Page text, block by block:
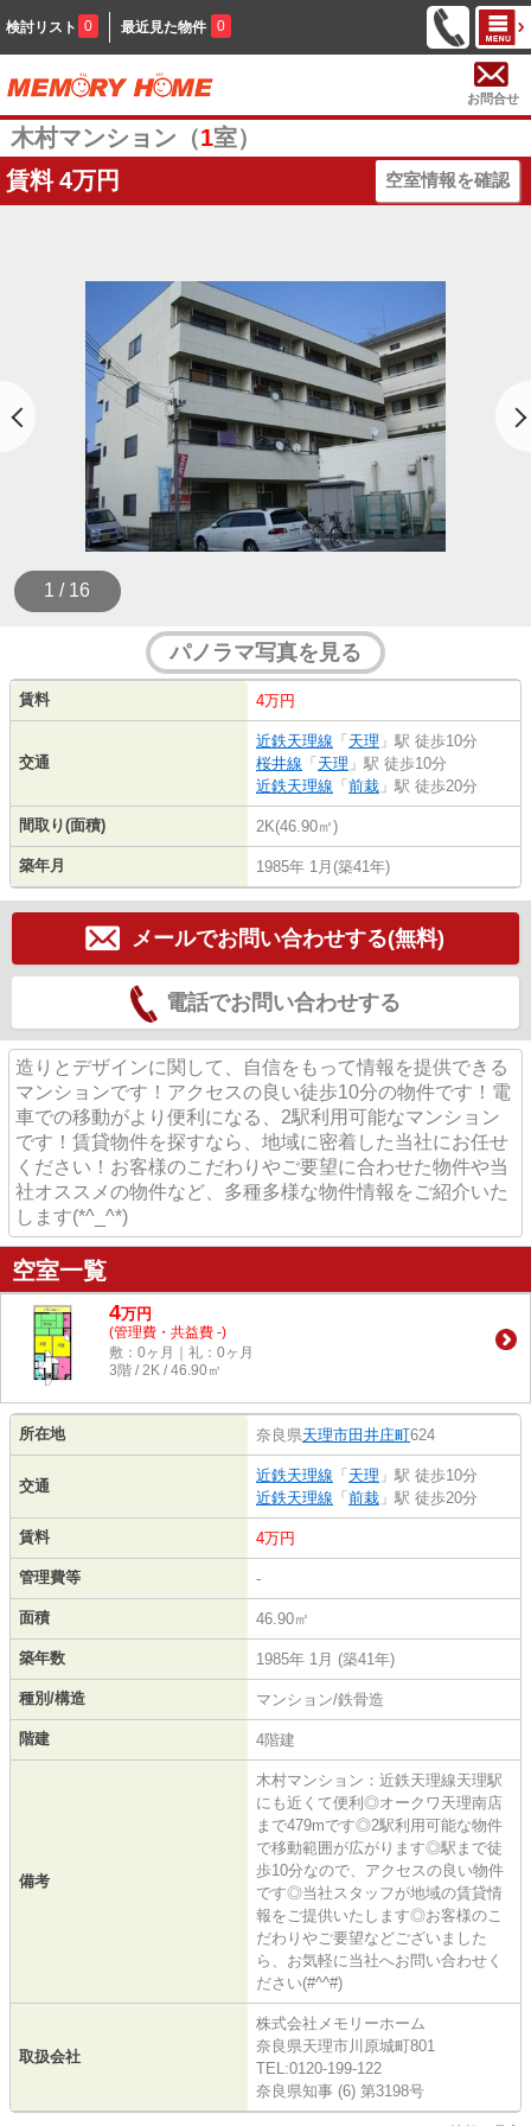
検討リスト 0 最近見た物件 0
お問合せ
木村マンション（1室）
賃料 4万円 空室情報を確認
1 / 16
パノラマ写真を見る
賃料 4万円
交通
近鉄天理線 「 天理 」駅 徒歩10分
桜井線 「 天理 」駅 徒歩10分
近鉄天理線 「 前栽 」駅 徒歩20分
間取り(面積) 2K(46.90㎡)
築年月 1985年 1月(築41年)
メールでお問い合わせする(無料)
電話でお問い合わせする
造りとデザインに関して、自信をもって情報を提供できる
マンションです！アクセスの良い徒歩10分の物件です！電
車での移動がより便利になる、2駅利用可能なマンション
です！賃貸物件を探すなら、地域に密着した当社にお任せ
ください！お客様のこだわりやご要望に合わせた物件や当
社オススメの物件など、多種多様な物件情報をご紹介いた
します(*^_^*)
空室一覧
4万円
(管理費・共益費 -)
敷：0ヶ月｜礼：0ヶ月
3階 / 2K / 46.90㎡
所在地 奈良県天理市田井庄町624
交通
近鉄天理線 「 天理 」駅 徒歩10分
近鉄天理線 「 前栽 」駅 徒歩20分
賃料 4万円
管理費等 -
面積 46.90㎡
築年数 1985年 1月 (築41年)
種別/構造 マンション/鉄骨造
階建 4階建
備考
木村マンション：近鉄天理線天理駅
にも近くて便利◎オークワ天理南店
まで479mです◎2駅利用可能な物件
で移動範囲が広がります◎駅まで徒
歩10分なので、アクセスの良い物件
です◎当社スタッフが地域の賃貸情
報をご提供いたします◎お客様のこ
だわりやご要望などございました
ら、お気軽に当社へお問い合わせく
ださい(#^^#)
取扱会社
株式会社メモリーホーム
奈良県天理市川原城町801
TEL:0120-199-122
奈良県知事 (6) 第3198号